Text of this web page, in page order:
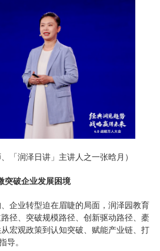
「润泽日讲」主讲人之一张晗月）
突破企业发展困境
企业转型迫在眉睫的局面，润泽园教育
径、突破规模路径、创新驱动路径、橐
宏观政策到认知突破、赋能产业链、打
导。